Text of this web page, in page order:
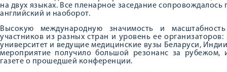
на двух языках. Все пленарное заседание
английский и наоборот.
Высокую международную значимость и
участников из разных стран и уровень ее
университет и ведущие медицинские вузы Беларуси,
мероприятие получило большой резонанс за рубежом,
газете о прошедшей конференции.